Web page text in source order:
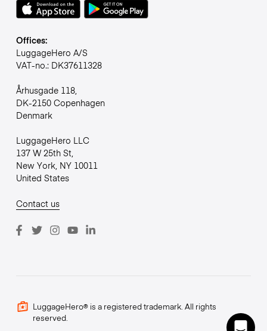
Offices:
LuggageHero A/S
VAT-no.: DK37611328
Århusgade 118,
DK-2150 Copenhagen
Denmark
LuggageHero LLC
137 W 25th St,
New York, NY 10011
United States
Contact us
LuggageHero® is a registered trademark. All rights
reserved.